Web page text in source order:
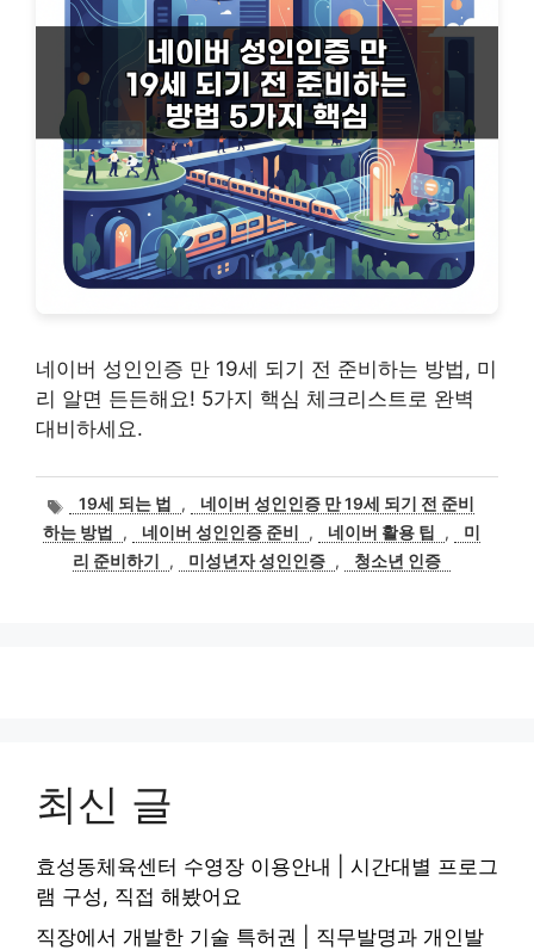
네이버 성인인증 만 19세 되기 전 준비하는 방법, 미
리 알면 든든해요! 5가지 핵심 체크리스트로 완벽
대비하세요.
태
그
19세 되는 법 ,
네이버 성인인증 만 19세 되기 전 준비
하는 방법
, 네이버 성인인증 준비 , 네이버 활용 팁 ,
미
리 준비하기
, 미성년자 성인인증 , 청소년 인증
최신 글
효성동체육센터 수영장 이용안내 | 시간대별 프로그
램 구성, 직접 해봤어요
직장에서 개발한 기술 특허권 | 직무발명과 개인발